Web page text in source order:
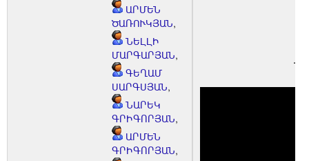
ԱՐՄԵՆ
ԾԱՌՈՒԿՅԱՆ,
ՆԵԼԼԻ
ՄԱՐԳԱՐՅԱՆ,
ԳԵՂԱՄ
ՍԱՐԳՍՅԱՆ,
ՆԱՐԵԿ
ԳՐԻԳՈՐՅԱՆ,
ԱՐՄԵՆ
ԳՐԻԳՈՐՅԱՆ,